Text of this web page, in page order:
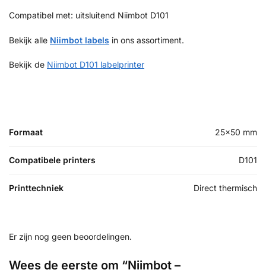
Compatibel met: uitsluitend Niimbot D101
Bekijk alle Niimbot labels in ons assortiment.
Bekijk de Niimbot D101 labelprinter
Formaat 25×50 mm
Compatibele printers D101
Printtechniek Direct thermisch
Er zijn nog geen beoordelingen.
Wees de eerste om “Niimbot –